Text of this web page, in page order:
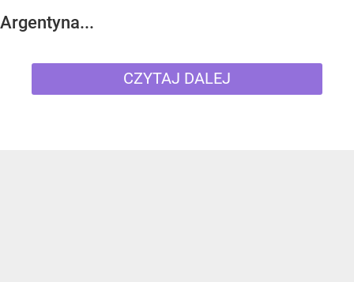
Argentyna...
CZYTAJ DALEJ